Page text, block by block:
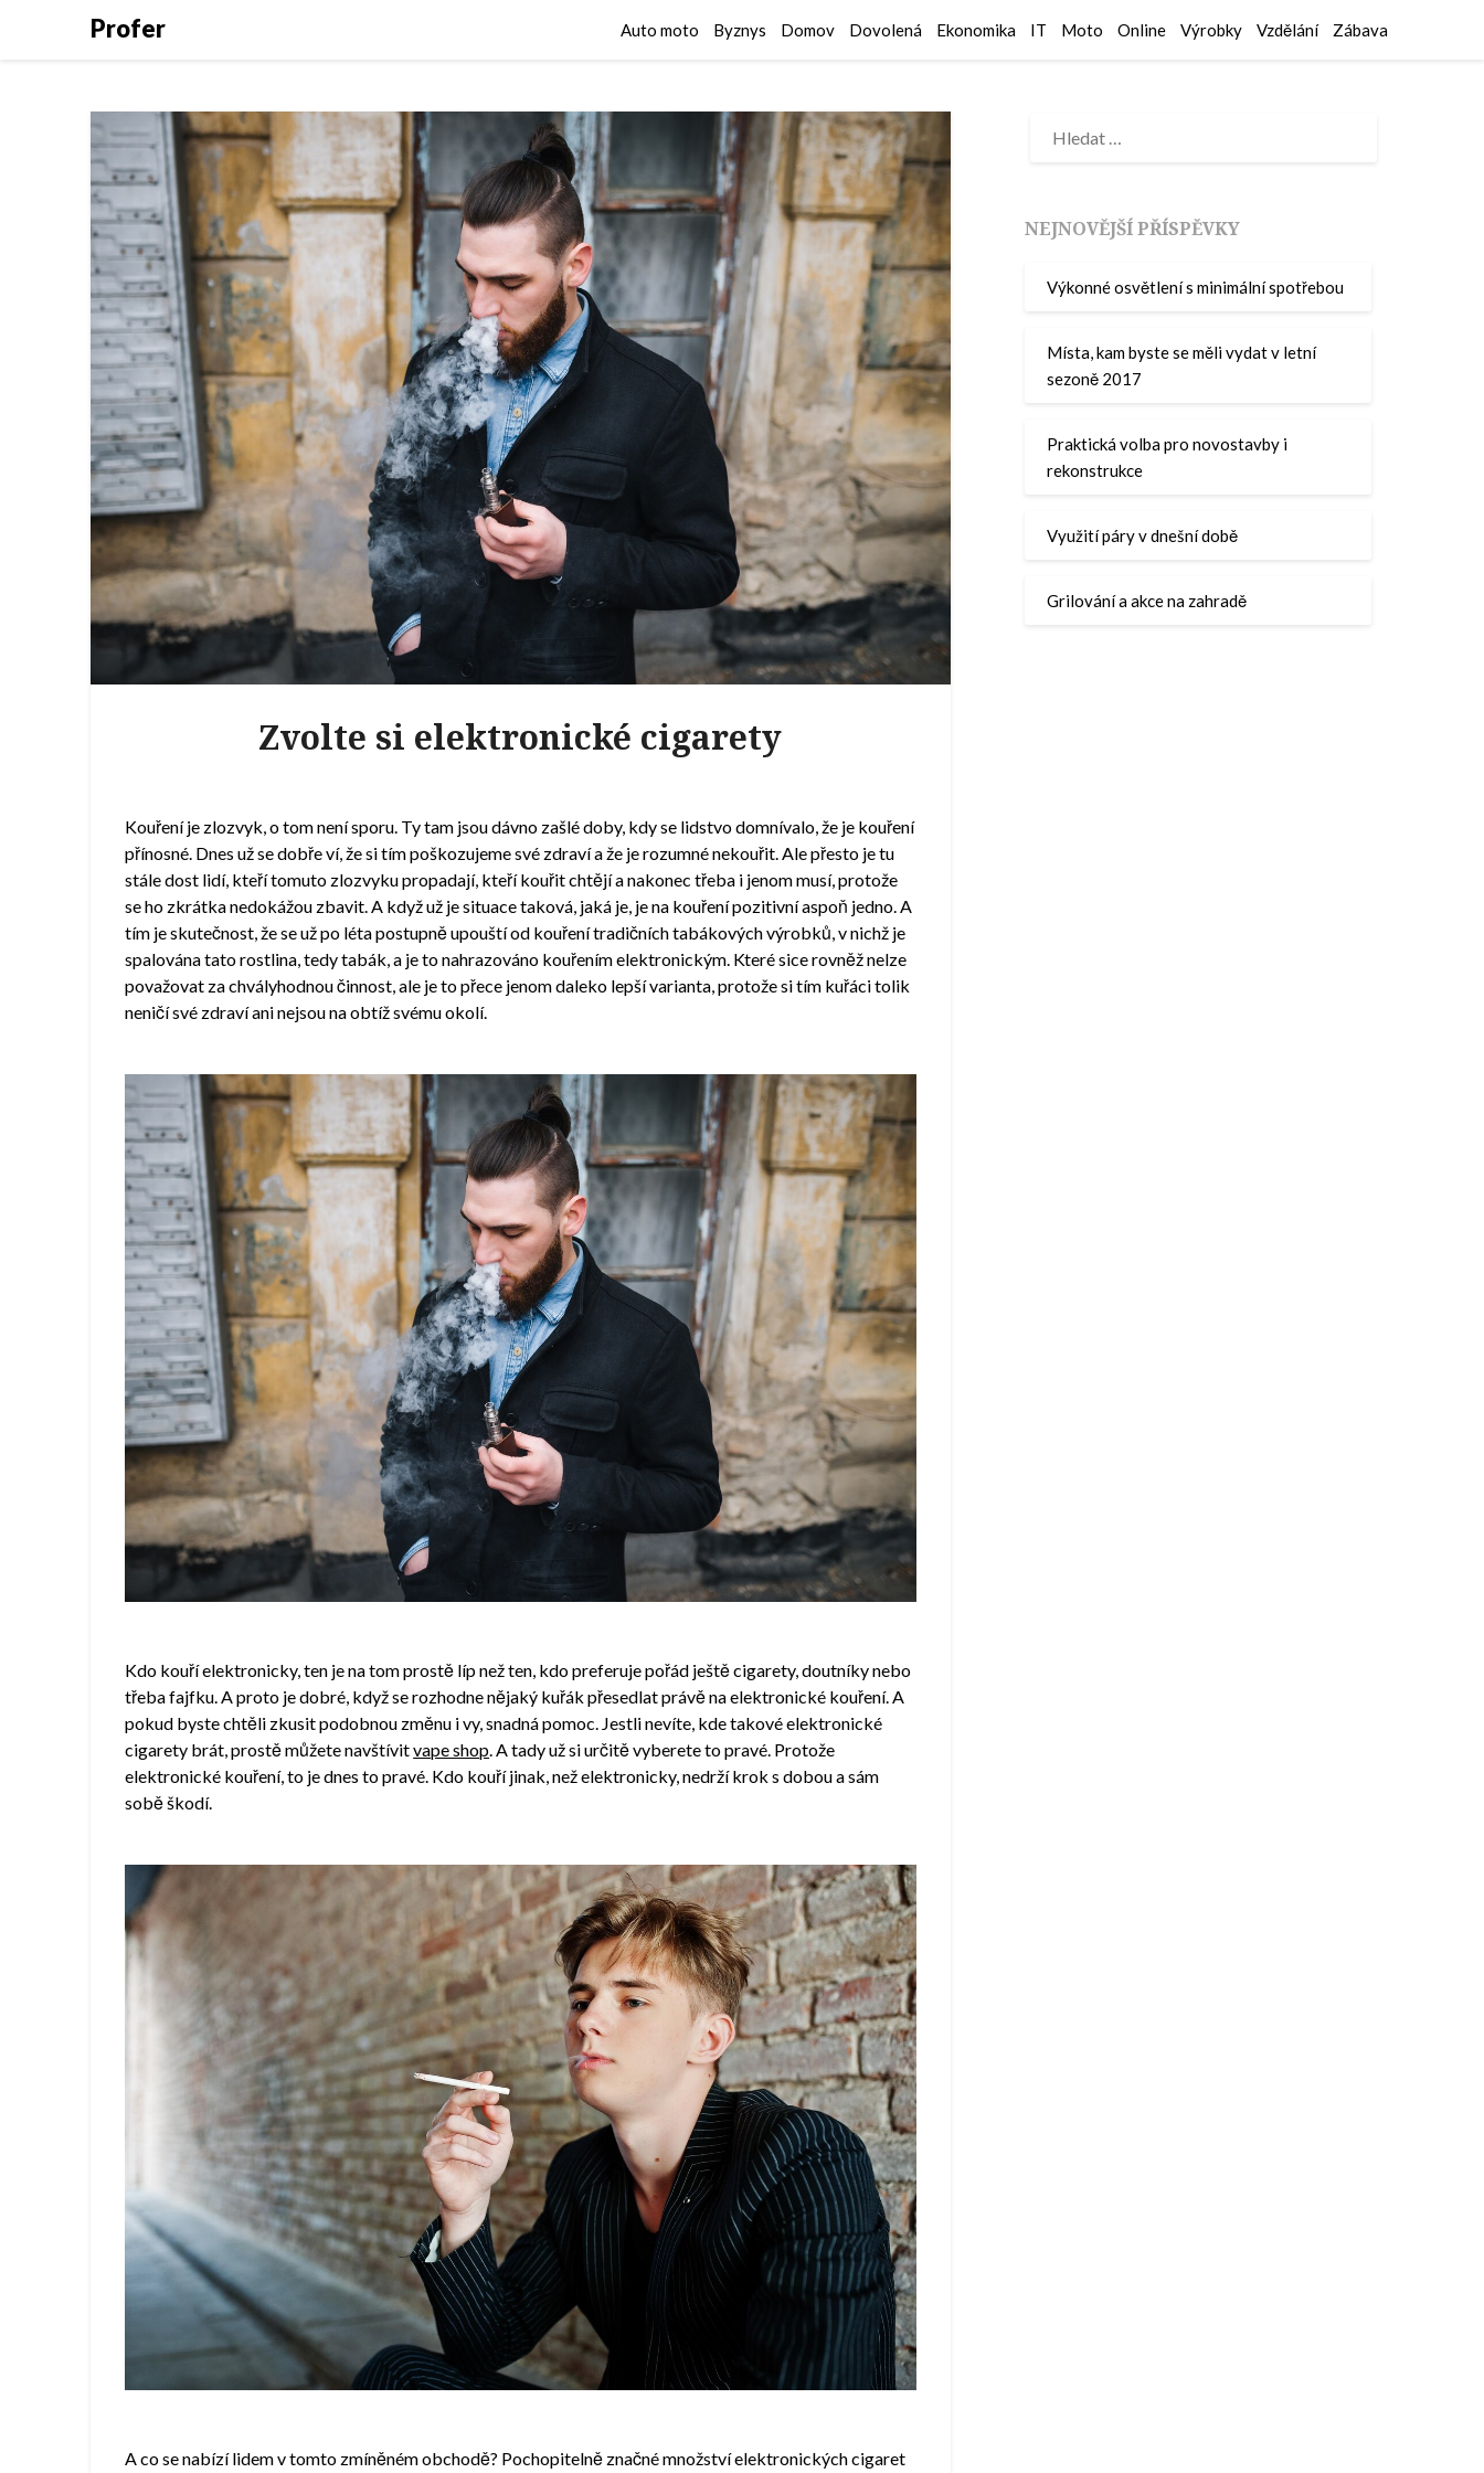
Profer Auto moto Byznys Domov Dovolená Ekonomika IT Moto Online Výrobky Vzdělání Zábava
Zvolte si elektronické cigarety
Kouření je zlozvyk, o tom není sporu. Ty tam jsou dávno zašlé doby, kdy se lidstvo domnívalo, že je kouření
přínosné. Dnes už se dobře ví, že si tím poškozujeme své zdraví a že je rozumné nekouřit. Ale přesto je tu
stále dost lidí, kteří tomuto zlozvyku propadají, kteří kouřit chtějí a nakonec třeba i jenom musí, protože
se ho zkrátka nedokážou zbavit. A když už je situace taková, jaká je, je na kouření pozitivní aspoň jedno. A
tím je skutečnost, že se už po léta postupně upouští od kouření tradičních tabákových výrobků, v nichž je
spalována tato rostlina, tedy tabák, a je to nahrazováno kouřením elektronickým. Které sice rovněž nelze
považovat za chvályhodnou činnost, ale je to přece jenom daleko lepší varianta, protože si tím kuřáci tolik
neničí své zdraví ani nejsou na obtíž svému okolí.
Kdo kouří elektronicky, ten je na tom prostě líp než ten, kdo preferuje pořád ještě cigarety, doutníky nebo
třeba fajfku. A proto je dobré, když se rozhodne nějaký kuřák přesedlat právě na elektronické kouření. A
pokud byste chtěli zkusit podobnou změnu i vy, snadná pomoc. Jestli nevíte, kde takové elektronické
cigarety brát, prostě můžete navštívitvape shop. A tady už si určitě vyberete to pravé. Protože
elektronické kouření, to je dnes to pravé. Kdo kouří jinak, než elektronicky, nedrží krok s dobou a sám
sobě škodí.
A co se nabízí lidem v tomto zmíněném obchodě? Pochopitelně značné množství elektronických cigaret
NEJNOVĚJŠÍ PŘÍSPĚVKY
Výkonné osvětlení s minimální spotřebou
Místa, kam byste se měli vydat v letní
sezoně 2017
Praktická volba pro novostavby i
rekonstrukce
Využití páry v dnešní době
Grilování a akce na zahradě